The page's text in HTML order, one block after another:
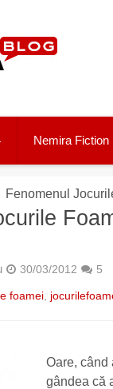
Nemira Fiction
Fenomenul
30/03/2012 5
foamei
Oare, când
gândea că